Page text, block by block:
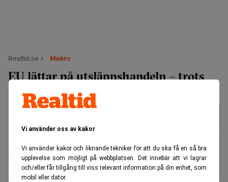
Vi använder oss av kakor
Vi använder kakor och liknande tekniker för att du ska få en så bra
upplevelse som möjligt på webbplatsen. Det innebär att vi lagrar
och/eller får tillgång till viss relevant information på din enhet, som
mobil eller dator.
Realtid.se Makro
EU lättar på utsläppshandeln – trots
svenskt motstånd